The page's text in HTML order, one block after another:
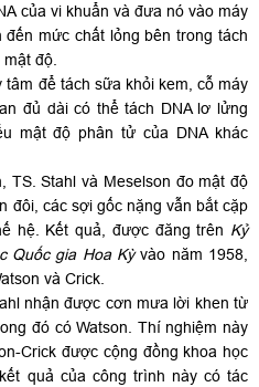
của vi khuẩn và đưa nó vào máy
mức chất lỏng bên trong tách
độ.
để tách sữa khỏi kem, cỗ máy
đủ dài có thể tách DNA lơ lửng
mật độ phân tử của DNA khác
TS. Stahl và Meselson đo mật độ
đôi, các sợi gốc nặng vẫn bắt cặp
hệ. Kết quả, được đăng trên Kỷ
Quốc gia Hoa Kỳvào năm 1958,
và Crick.
nhận được cơn mưa lời khen từ
đó có Watson. Thí nghiệm này
Crick được cộng đồng khoa học
quả của công trình này có tác